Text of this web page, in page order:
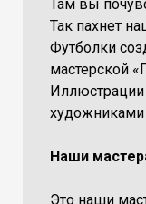
Там вы
Так пахнет
Футболки
мастерской
художниками
Наши
Это наши